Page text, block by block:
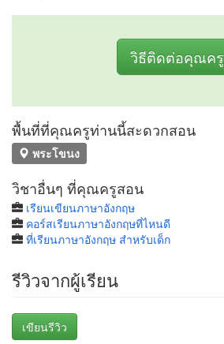
วิธีติดต่อคุณครู
พื้นที่ที่คุณครูท่านนี้สะดวกสอน
พระโขนง
วิชาอื่นๆ ที่คุณครูสอน
เรียนเขียนภาษาอังกฤษ
คอร์สเรียนภาษาอังกฤษที่ไหนดี
ที่เรียนภาษาอังกฤษ สำหรับเด็ก
รีวิวจากผู้เรียน
เขียนรีวิว